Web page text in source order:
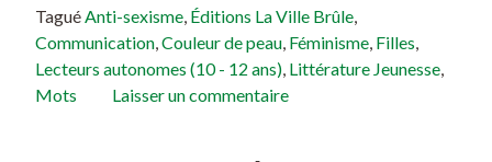
Tagué Anti-sexisme Éditions La Ville Brûle
Communication Couleur de peau Féminisme Filles
Lecteurs autonomes (10 - 12 ans) Littérature Jeunesse
Mots
Laisser un commentaire